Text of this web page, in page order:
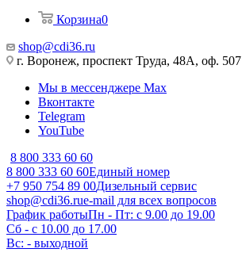
Корзина0
shop@cdi36.ru
г. Воронеж, проспект Труда, 48А, оф. 507
Мы в мессенджере Max
Вконтакте
Telegram
YouTube
8 800 333 60 60
8 800 333 60 60Единый номер
+7 950 754 89 00Дизельный сервис
shop@cdi36.rue-mail для всех вопросов
График работыПн - Пт: с 9.00 до 19.00
Сб - с 10.00 до 17.00
Вс: - выходной